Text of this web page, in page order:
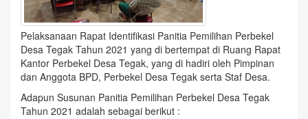
Pelaksanaan Rapat Identifikasi Panitia Pemilihan Perbekel
Desa Tegak Tahun 2021 yang di bertempat di Ruang Rapat
Kantor Perbekel Desa Tegak, yang di hadiri oleh Pimpinan
dan Anggota BPD, Perbekel Desa Tegak serta Staf Desa.
Adapun Susunan Panitia Pemilihan Perbekel Desa Tegak
Tahun 2021 adalah sebagai berikut :